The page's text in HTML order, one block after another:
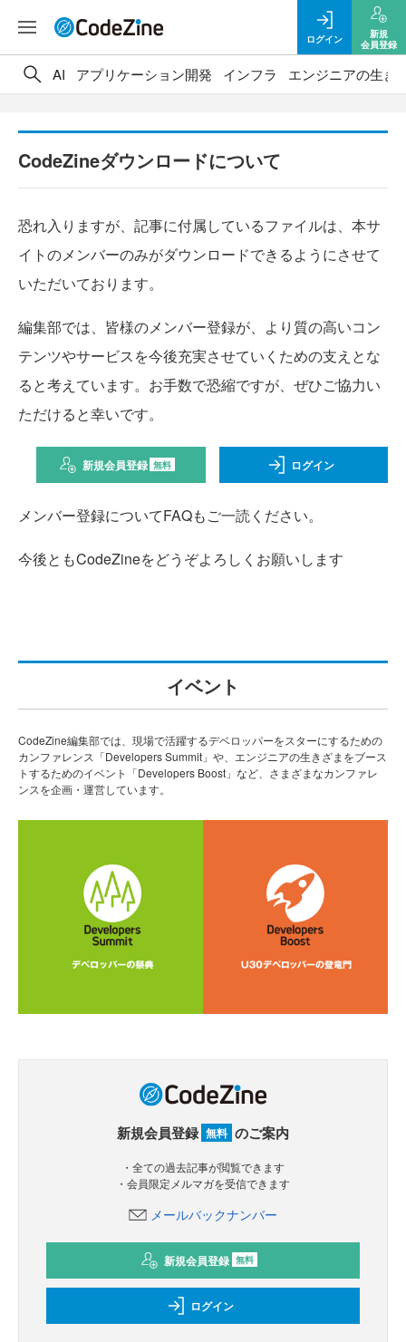
ログイン
新規
会員登録
AI アプリケーション開発 インフラ エンジニアの生き
CodeZineダウンロードについて
恐れ入りますが、記事に付属しているファイルは、本サ
イトのメンバーのみがダウンロードできるようにさせて
いただいております。
編集部では、皆様のメンバー登録が、より質の高いコン
テンツやサービスを今後充実させていくための支えとな
ると考えています。お手数で恐縮ですが、ぜひご協力い
ただけると幸いです。
新規会員登録 無料 ログイン
メンバー登録についてFAQもご一読ください。
今後ともCodeZineをどうぞよろしくお願いします
イベント
CodeZine編集部では、現場で活躍するデベロッパーをスターにするための
カンファレンス「Developers Summit」や、エンジニアの生きざまをブース
トするためのイベント「Developers Boost」など、さまざまなカンファレ
ンスを企画・運営しています。
新規会員登録 無料 のご案内
・全ての過去記事が閲覧できます
・会員限定メルマガを受信できます
メールバックナンバー
新規会員登録 無料
ログイン